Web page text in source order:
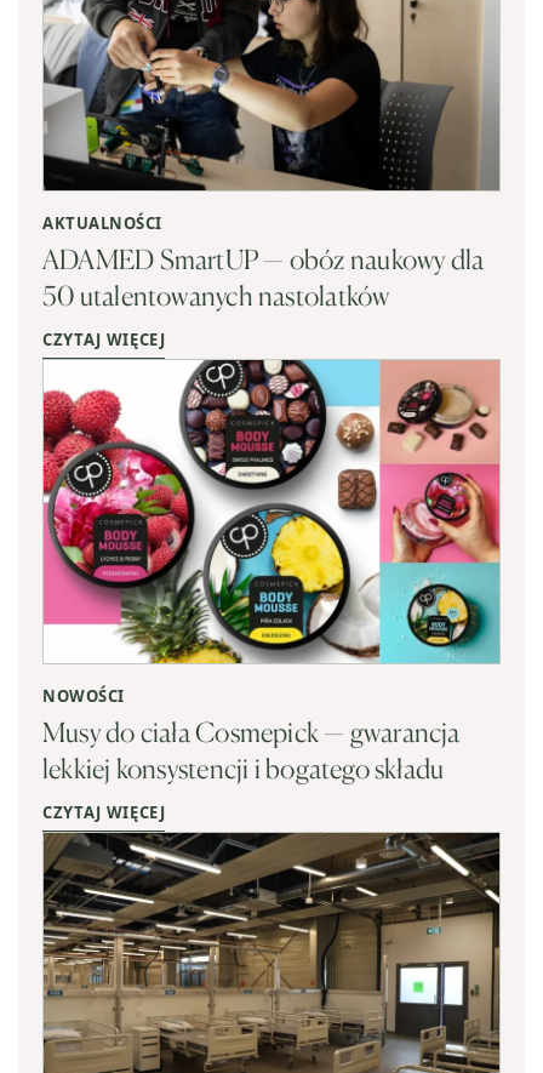
AKTUALNOŚCI
ADAMED SmartUP — obóz naukowy dla
50 utalentowanych nastolatków
CZYTAJ WIĘCEJ
NOWOŚCI
Musy do ciała Cosmepick — gwarancja
lekkiej konsystencji i bogatego składu
CZYTAJ WIĘCEJ